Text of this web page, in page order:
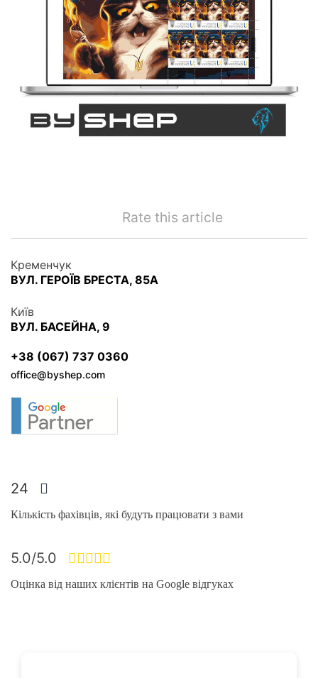
Rate this article
Кременчук
ВУЛ. ГЕРОЇВ БРЕСТА, 85А
Київ
ВУЛ. БАСЕЙНА, 9
+38 (067) 737 0360
office@byshep.com
24
Кількість фахівців, які будуть працювати з вами
5.0/5.0
Оцінка від наших клієнтів на Google відгуках